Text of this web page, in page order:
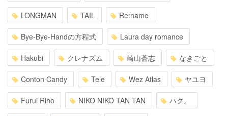
LONGMAN TAIL Re:name
Bye-Bye-Handの方程式 Laura day romance
Hakubi クレナズム 崎山蒼志 なきごと
Conton Candy Tele Wez Atlas ヤユヨ
Furui Riho NIKO NIKO TAN TAN ハク。